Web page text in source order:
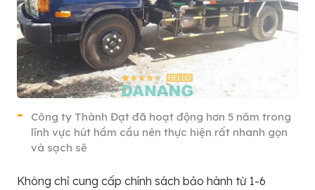
Công ty Thành Đạt đã hoạt động hơn 5 năm trong
lĩnh vực hút hầm cầu nên thực hiện rất nhanh gọn
và sạch sẽ
Không chỉ cung cấp chính sách bảo hành từ 1-6